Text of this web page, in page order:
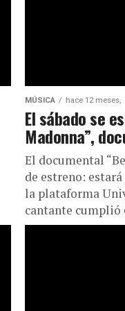
MÚSICA hace 12 meses,
El sábado se
Madonna”,
El documental
de estreno:
la plataforma
cantante cumplió